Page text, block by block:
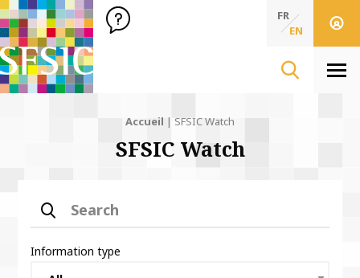
SFSIC Société Française des Sciences de l'Information & de
Société Française des Sciences de
FR
EN
Accueil | SFSIC Watch
SFSIC Watch
Search
Information type